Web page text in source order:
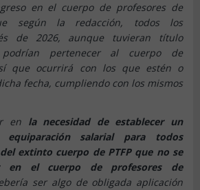
en el cuerpo de profesores de
según la redacción, todos los
de 2026, aunque tuvieran título
pertenecer al cuerpo de
que ocurrirá con los que estén o
fecha, cumpliendo con los mismos
en la necesidad de establecer un
equiparación salarial para todos
extinto cuerpo de PTFP que no se
en el cuerpo de profesores de
ser algo de obligada aplicación